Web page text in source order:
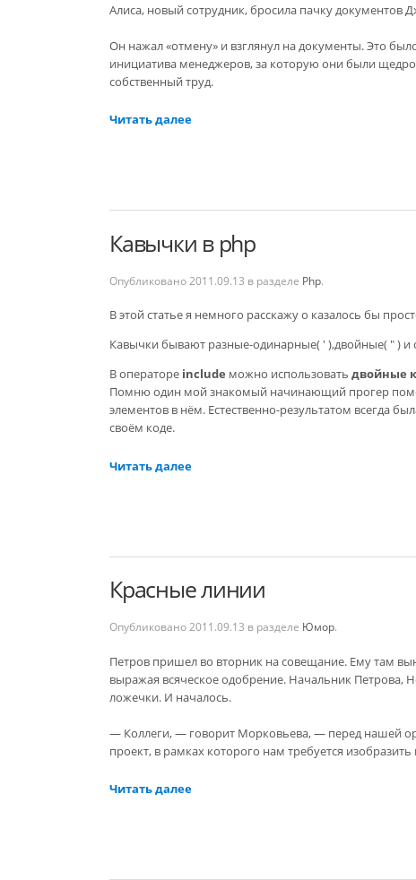
Алиса, новый сотрудник, бросила пачку документов
Он нажал «отмену» и взглянул на документы. Это
инициатива менеджеров, за которую они были
собственный труд.
Читать далее
Кавычки в php
Опубликовано 2011.09.13 в разделе Php.
В этой статье я немного расскажу о казалось бы
Кавычки бывают разные-одинарные( ' ),двойные( " ) и
В операторе include можно использовать двойные
Помню один мой знакомый начинающий прогер
элементов в нём. Естественно-результатом всегда
своём коде.
Читать далее
Красные линии
Опубликовано2011.09.13 в разделе Юмор.
Петров пришел во вторник на совещание. Ему там
выражая всяческое одобрение. Начальник Петрова,
ложечки. И началось.
— Коллеги, — говорит Морковьева, — перед нашей
проект, в рамках которого нам требуется
Читать далее